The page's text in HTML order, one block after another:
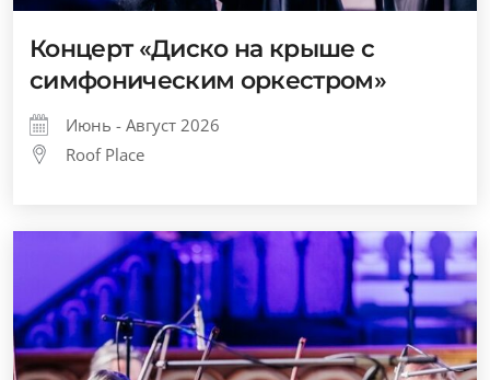
Концерт «Диско на крыше с
симфоническим оркестром»
Июнь - Август 2026
Roof Place